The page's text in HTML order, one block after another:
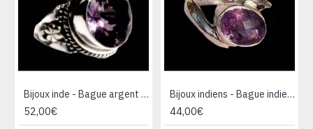
Bijoux inde - Bague argent Améthyste
52,00€
Bijoux indiens - Bague indienne Améthyste
44,00€